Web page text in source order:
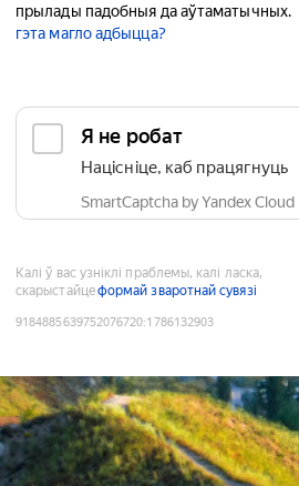
прылады падобныя да аўтаматычных.
гэта магло адбыцца?
Я не робат
Націсніце, каб працягнуць
SmartCaptcha by Yandex Cloud
Калі ў вас узніклі праблемы, калі ласка,
скарыстайцеформай зваротнай сувязі
9184885639752076720:1786132903